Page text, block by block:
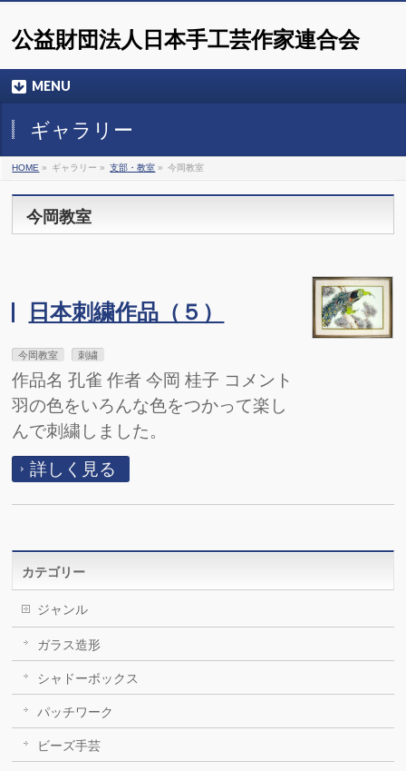
公益財団法人日本手工芸作家連合会
MENU
ギャラリー
HOME » ギャラリー » 支部・教室 » 今岡教室
今岡教室
日本刺繍作品（５）
今岡教室 刺繍
作品名 孔雀 作者 今岡 桂子 コメント
羽の色をいろんな色をつかって楽し
んで刺繍しました。
詳しく見る
カテゴリー
ジャンル
ガラス造形
シャドーボックス
パッチワーク
ビーズ手芸